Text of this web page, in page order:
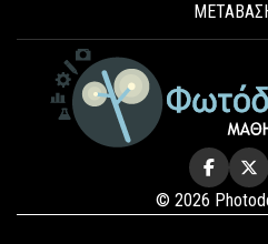
© 2026